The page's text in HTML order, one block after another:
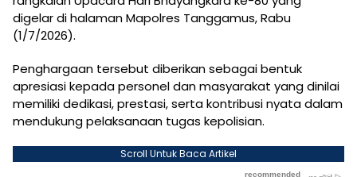
digelar di halaman Mapolres Tanggamus, Rabu
(1/7/2026).
Penghargaan tersebut diberikan sebagai bentuk
apresiasi kepada personel dan masyarakat yang dinilai
memiliki dedikasi, prestasi, serta kontribusi nyata dalam
mendukung pelaksanaan tugas kepolisian.
Scroll Untuk Baca Artikel